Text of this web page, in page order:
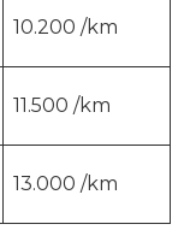
10.200 /km
11.500 /km
13.000 /km